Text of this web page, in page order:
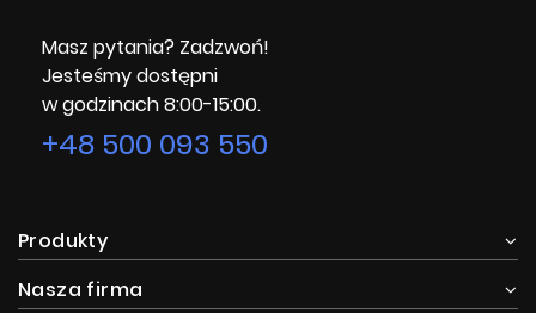
Masz pytania? Zadzwoń!
Jesteśmy dostępni
w godzinach 8:00-15:00.
+48 500 093 550
Produkty
Nasza firma